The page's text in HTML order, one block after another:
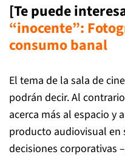
[Te puede
“inocente”:
consumo banal
El tema de la sala de
podrán decir. Al
acerca más al espacio y
producto audiovisual en
decisiones corporativas